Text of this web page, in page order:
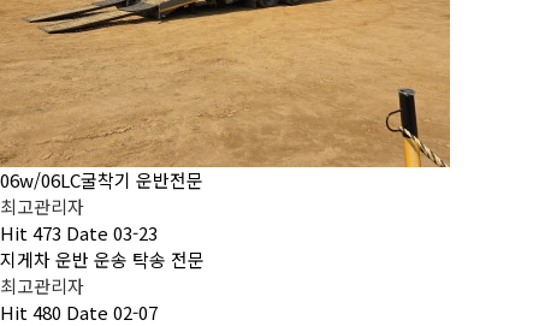
06w/06LC굴착기 운반전문
최고관리자
Hit 473 Date 03-23
지게차 운반 운송 탁송 전문
최고관리자
Hit 480 Date 02-07